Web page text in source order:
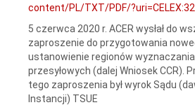
content/PL/TXT/PDF/
5 czerwca 2020 r. ACER wysłał do
zaproszenie do przygotowania
ustanowienie regionów
przesyłowych (dalej Wniosek CCR).
tego zaproszenia był wyrok Sądu
Instancji) TSUE